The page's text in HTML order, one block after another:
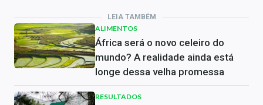
LEIA TAMBÉM
ALIMENTOS
África será o novo celeiro do
mundo? A realidade ainda está
longe dessa velha promessa
RESULTADOS